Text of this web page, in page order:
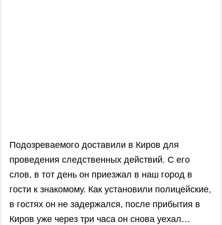
Подозреваемого доставили в Киров для
проведения следственных действий. С его
слов, в тот день он приезжал в наш город в
гости к знакомому. Как установили полицейские,
в гостях он не задержался, после прибытия в
Киров уже через три часа он снова уехал…